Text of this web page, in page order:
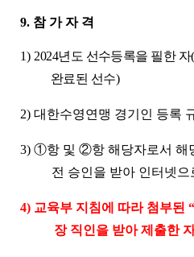
9. 참 가 자 격
1) 2024년도 선수등록을 필한 자(
완료된 선수)
2)대한수영연맹 경기인 등록
3)①항 및②항 해당자로서 해
전 승인을 받아 인터넷
4) 교육부 지침에 따라 첨부된“
장 직인을 받아 제출한